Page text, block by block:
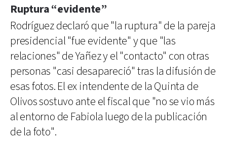
Ruptura “evidente”
Rodríguez declaró que "la ruptura" de la pareja
presidencial "fue evidente" y que "las
relaciones" de Yañez y el "contacto" con otras
personas "casi desapareció" tras la difusión de
esas fotos. El ex intendente de la Quinta de
Olivos sostuvo ante el fiscal que "no se vio más
al entorno de Fabiola luego de la publicación
de la foto".